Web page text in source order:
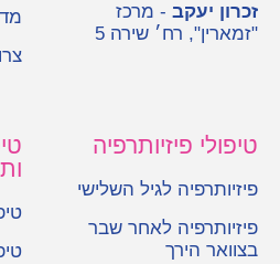
זכרון יעקב - מרכז
"זמארין", רח׳ שירה 5
טיפולי פיזיותרפיה
פיזיותרפיה לגיל השלישי
פיזיותרפיה לאחר שבר
בצוואר הירך